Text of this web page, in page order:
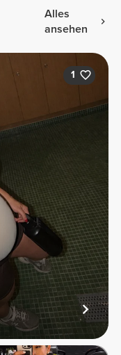
Alles
ansehen
1